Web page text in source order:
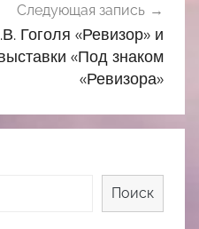
Следующая запись
Гоголя «Ревизор» и
«Под знаком
«Ревизора»
Поиск